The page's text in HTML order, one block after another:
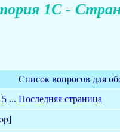
1С -
Список вопросов для
5 ... Последняя страница